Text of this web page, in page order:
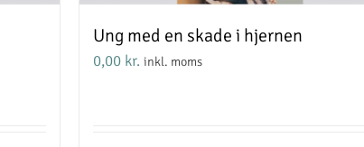
Ung med en skade i hjernen
0,00 kr. inkl. moms